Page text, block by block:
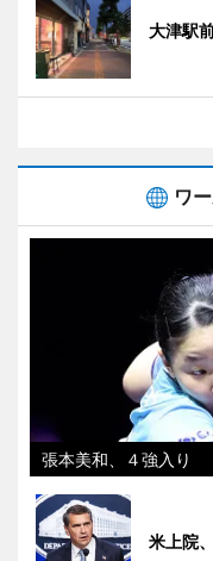
大津駅
ワ
張本美和、４強入り
米上院